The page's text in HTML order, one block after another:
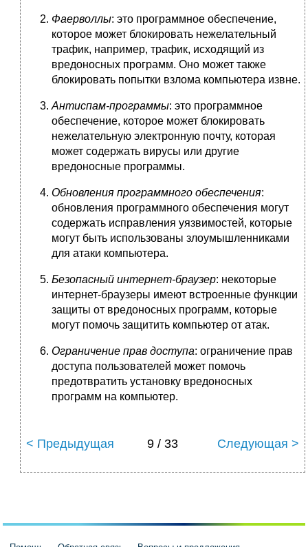
Фаерволлы: это программное обеспечение,
которое может блокировать нежелательный
трафик, например, трафик, исходящий из
вредоносных программ. Оно может также
блокировать попытки взлома компьютера извне.
Антиспам-программы: это программное
обеспечение, которое может блокировать
нежелательную электронную почту, которая
может содержать вирусы или другие
вредоносные программы.
Обновления программного обеспечения:
обновления программного обеспечения могут
содержать исправления уязвимостей, которые
могут быть использованы злоумышленниками
для атаки компьютера.
Безопасный интернет-браузер: некоторые
интернет-браузеры имеют встроенные функции
защиты от вредоносных программ, которые
могут помочь защитить компьютер от атак.
Ограничение прав доступа: ограничение прав
доступа пользователей может помочь
предотвратить установку вредоносных
программ на компьютер.
< Предыдущая 9 / 33 Следующая >